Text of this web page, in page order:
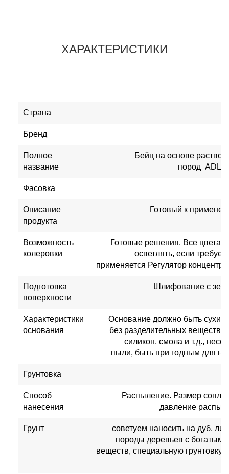
ХАРАКТЕРИСТИКИ
Страна
Бренд
Полное
название
Бейц на основе
пород
Фасовка
Описание
продукта
Готовый к
Возможность
колеровки
Готовые решения. Все цвета
осветлять, если
применяется Регулятор
Подготовка
поверхности
Шлифование с
Характеристики
основания
Основание должно быть
без разделительных веществ,
силикон, смола и т.д.,
пыли, быть при годным для
Грунтовка
Способ
нанесения
Распыление. Размер сопла
давление
Грунт
советуем наносить на дуб,
породы деревьев с богатым
веществ, специальную грунтовку